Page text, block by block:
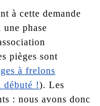
à cette demande
phase
pièges sont
à frelons
débuté !). Les
: nous avons donc